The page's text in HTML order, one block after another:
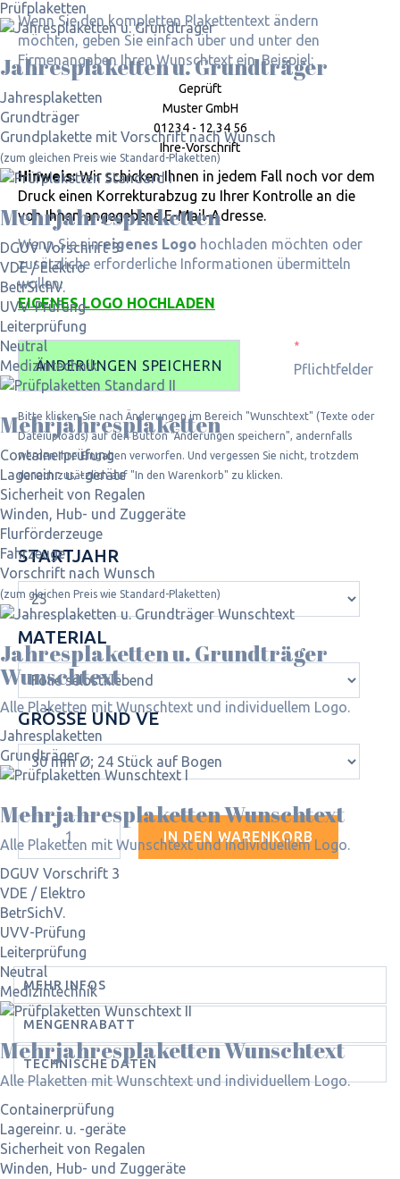
Prüfplaketten
Jahres­plaketten u. Grundträger
Jahresplaketten
Grundträger
Grundplakette mit Vorschrift nach Wunsch
(zum gleichen Preis wie Standard-Plaketten)
Mehrjahres­plaketten
DGUV Vorschrift 3
VDE / Elektro
BetrSichV.
UVV-Prüfung
Leiterprüfung
Neutral
Medizintechnik
Mehrjahres­plaketten
Containerprüfung
Lagereinr. u. -geräte
Sicherheit von Regalen
Winden, Hub- und Zuggeräte
Flurförderzeuge
Fahrzeuge
Vorschrift nach Wunsch
(zum gleichen Preis wie Standard-Plaketten)
Jahres­plaketten u. Grundträger
Wunschtext
Alle Plaketten mit Wunschtext und individuellem Logo.
Jahresplaketten
Grundträger
Mehrjahres­plaketten Wunschtext
Alle Plaketten mit Wunschtext und individuellem Logo.
DGUV Vorschrift 3
VDE / Elektro
BetrSichV.
UVV-Prüfung
Leiterprüfung
Neutral
Medizintechnik
Mehrjahres­plaketten Wunschtext
Alle Plaketten mit Wunschtext und individuellem Logo.
Containerprüfung
Lagereinr. u. -geräte
Sicherheit von Regalen
Winden, Hub- und Zuggeräte
Wenn Sie den kompletten Plakettentext ändern
möchten, geben Sie einfach über und unter den
Firmenangaben Ihren Wunschtext ein. Beispiel:
Geprüft
Muster GmbH
01234 - 12 34 56
Ihre-Vorschrift
Hinweis:Wir schicken Ihnen in jedem Fall noch vor dem
Druck einen Korrekturabzug zu Ihrer Kontrolle an die
von Ihnen angegebene E-Mail-Adresse.
Wenn Sie eineigenes Logo hochladen möchten oder
zusätzliche erforderliche Informationen übermitteln
wollen:
EIGENES LOGO HOCHLADEN
ÄNDERUNGEN SPEICHERN
*
Pflichtfelder
Bitte klicken Sie nach Änderungen im Bereich "Wunschtext" (Texte oder
Dateiuploads) auf den Button "Änderungen speichern", andernfalls
werden Ihre Eingaben verworfen. Und vergessen Sie nicht, trotzdem
danach zusätzlich auf "In den Warenkorb" zu klicken.
STARTJAHR
MATERIAL
GRÖSSE UND VE
IN DEN WARENKORB
MEHR INFOS
MENGENRABATT
TECHNISCHE DATEN